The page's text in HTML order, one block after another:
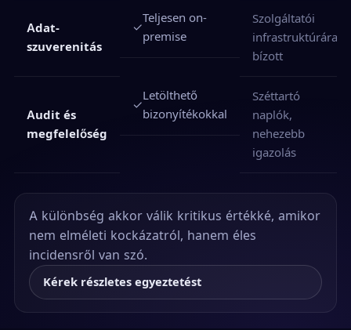
Adat-
szuverenitás
✓
Teljesen on-
premise
Szolgáltatói
infrastruktúrára
bízott
Audit és
megfelelőség
✓
Letölthető
bizonyítékokkal
Széttartó
naplók,
nehezebb
igazolás
A különbség akkor válik kritikus értékké, amikor
nem elméleti kockázatról, hanem éles
incidensről van szó.
Kérek részletes egyeztetést